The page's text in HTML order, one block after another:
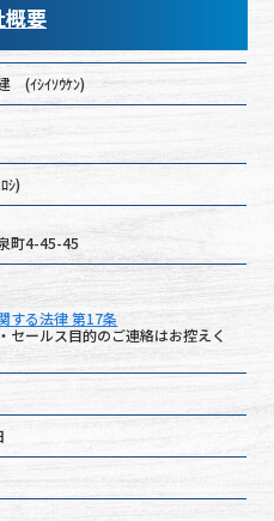
概要
(ｲｼｲｿｳｹﾝ)
ｼ)
町4-45-45
する法律 第17条
セールス目的のご連絡はお控えく